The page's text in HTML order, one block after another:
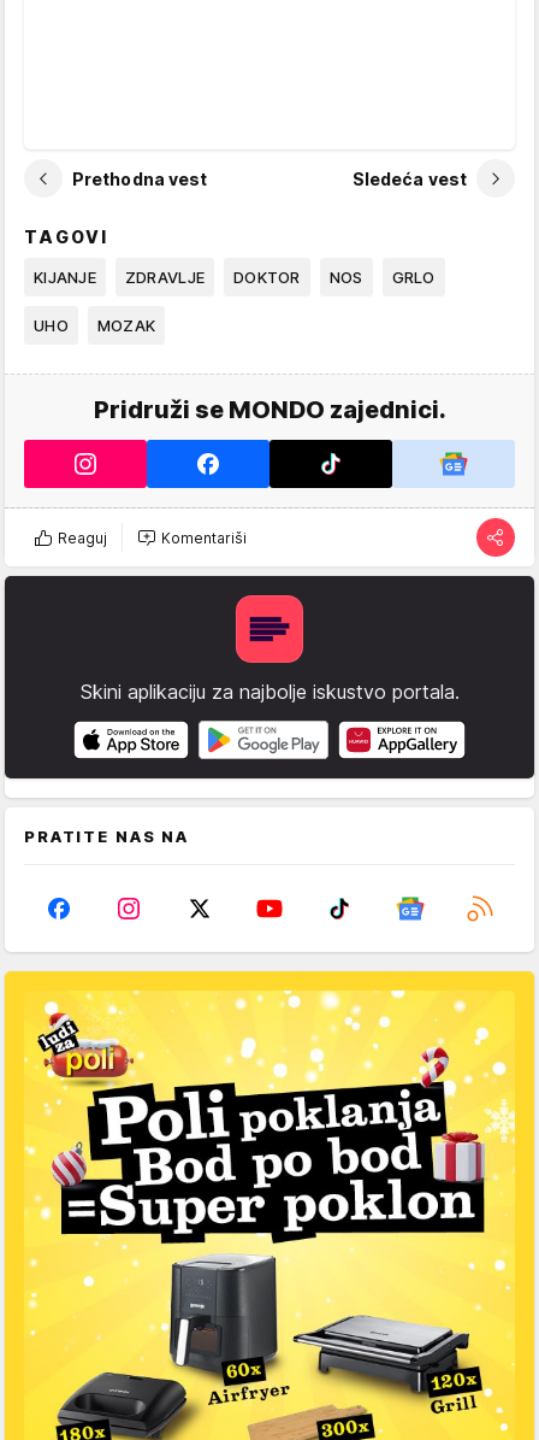
Prethodna vest Sledeća vest
TAGOVI
KIJANJE ZDRAVLJE DOKTOR NOS GRLO
UHO MOZAK
Pridruži se MONDO zajednici.
Reaguj Komentariši
Skini aplikaciju za najbolje iskustvo portala.
PRATITE NAS NA